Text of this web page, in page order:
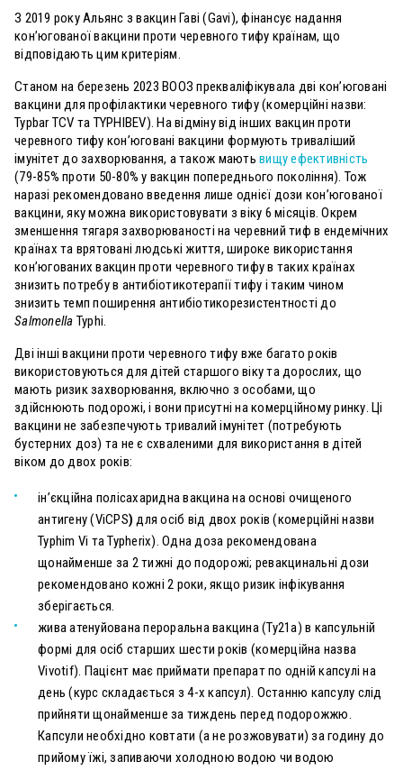
З 2019 року Альянс з вакцин Гаві (Gavi), фінансує надання
кон’югованої вакцини проти черевного тифу країнам, що
відповідають цим критеріям.
Станом на березень 2023 ВООЗ прекваліфікувала дві кон’юговані
вакцини для профілактики черевного тифу (комерційні назви:
Typbar TCV та TYPHIBEV). На відміну від інших вакцин проти
черевного тифу кон’юговані вакцини формують триваліший
імунітет до захворювання, а також мають вищу ефективність
(79-85% проти 50-80% у вакцин попереднього покоління). Тож
наразі рекомендовано введення лише однієї дози кон’югованої
вакцини, яку можна використовувати з віку 6 місяців. Окрем
зменшення тягаря захворюваності на черевний тиф в ендемічних
країнах та врятовані людські життя, широке використання
кон’югованих вакцин проти черевного тифу в таких країнах
знизить потребу в антибіотикотерапії тифу і таким чином
знизить темп поширення антибіотикорезистентності до
Salmonella Typhi.
Дві інші вакцини проти черевного тифу вже багато років
використовуються для дітей старшого віку та дорослих, що
мають ризик захворювання, включно з особами, що
здійснюють подорожі, і вони присутні на комерційному ринку. Ці
вакцини не забезпечують тривалий імунітет (потребують
бустерних доз) та не є схваленими для використання в дітей
віком до двох років:
ін’єкційна полісахаридна вакцина на основі очищеного
антигену(ViCPS) для осіб від двох років (комерційні назви
Typhim Vi та Typherix). Одна доза рекомендована
щонайменше за 2 тижні до подорожі; ревакцинальні дози
рекомендовано кожні 2 роки, якщо ризик інфікування
зберігається.
жива атенуйована пероральна вакцина (Ty21a) в капсульній
формі для осіб старших шести років (комерційна назва
Vivotif). Пацієнт має приймати препарат по одній капсулі на
день (курс складається з 4-х капсул). Останню капсулу слід
прийняти щонайменше за тиждень перед подорожжю.
Капсули необхідно ковтати (а не розжовувати) за годину до
прийому їжі, запиваючи холодною водою чи водою